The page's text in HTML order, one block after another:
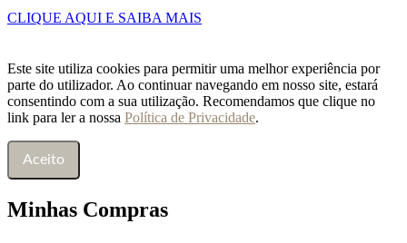
CLIQUE AQUI E SAIBA MAIS
Este site utiliza cookies para permitir uma melhor experiência por
parte do utilizador. Ao continuar navegando em nosso site, estará
consentindo com a sua utilização. Recomendamos que clique no
link para ler a nossa Política de Privacidade.
Aceito
Minhas Compras